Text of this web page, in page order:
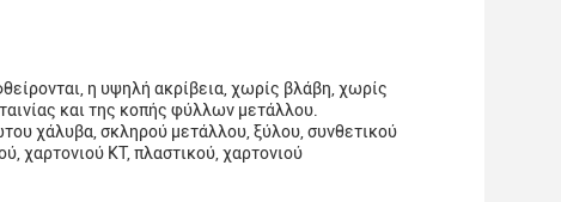
η υψηλή ακρίβεια, χωρίς βλάβη, χωρίς
και της κοπής φύλλων μετάλλου.
χάλυβα, σκληρού μετάλλου, ξύλου, συνθετικού
χαρτονιού KT, πλαστικού, χαρτονιού